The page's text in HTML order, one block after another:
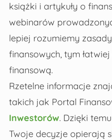
książki i artykuły o
webinarów
lepiej rozumiemy
finansowych, tym
finansową.
Rzetelne informacje
takich jak Portal
Inwestorów. Dzięki
Twoje decyzje opierają